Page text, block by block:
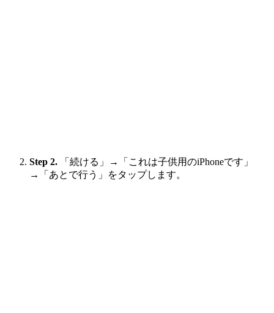
Step 2.
「続ける」→「これは子供用のiPhoneです」
→「あとで行う」をタップします。